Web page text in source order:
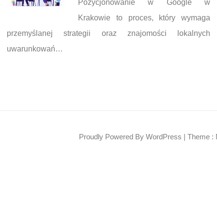
Pozycjonowanie w Google w
Krakowie to proces, który wymaga
przemyślanej strategii oraz znajomości lokalnych
uwarunkowań…
Proudly Powered By WordPress | Theme :